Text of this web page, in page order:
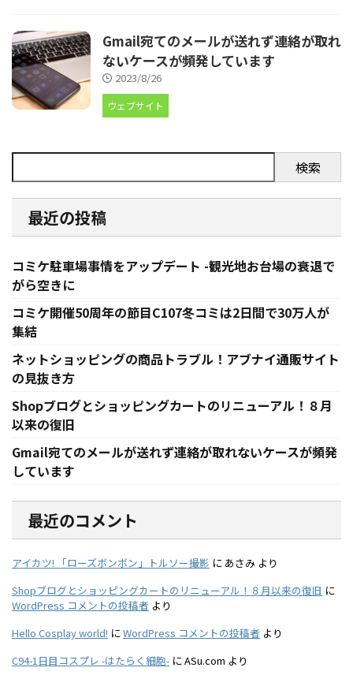
Gmail宛てのメールが送れず連絡が取れ
ないケースが頻発しています
2023/8/26
ウェブサイト
検索
最近の投稿
コミケ駐車場事情をアップデート -観光地お台場の衰退で
がら空きに
コミケ開催50周年の節目C107冬コミは2日間で30万人が
集結
ネットショッピングの商品トラブル！アブナイ通販サイト
の見抜き方
Shopブログとショッピングカートのリニューアル！８月
以来の復旧
Gmail宛てのメールが送れず連絡が取れないケースが頻発
しています
最近のコメント
アイカツ! 「ローズボンボン」トルソー撮影 に あさみ より
Shopブログとショッピングカートのリニューアル！８月以来の復旧 に
WordPress コメントの投稿者 より
Hello Cosplay world! にWordPress コメントの投稿者 より
C94-1日目コスプレ -はたらく細胞- にASu.com より